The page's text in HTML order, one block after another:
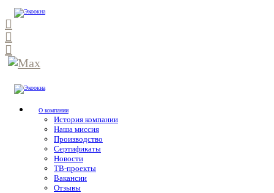
О компании
История компании
Наша миссия
Производство
Сертификаты
Новости
ТВ-проекты
Вакансии
Отзывы